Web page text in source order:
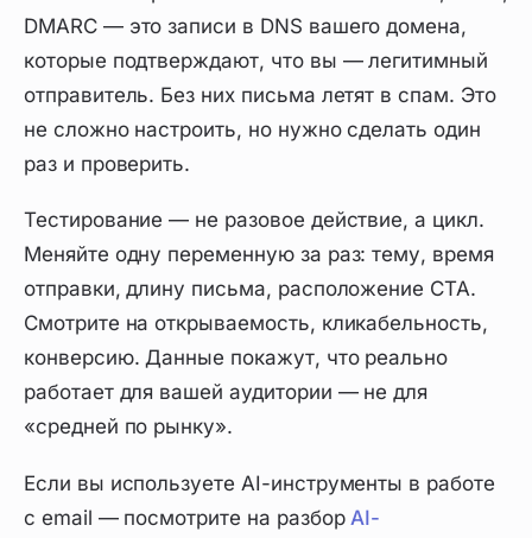
DMARC — это записи в DNS вашего домена,
которые подтверждают, что вы — легитимный
отправитель. Без них письма летят в спам. Это
не сложно настроить, но нужно сделать один
раз и проверить.
Тестирование — не разовое действие, а цикл.
Меняйте одну переменную за раз: тему, время
отправки, длину письма, расположение CTA.
Смотрите на открываемость, кликабельность,
конверсию. Данные покажут, что реально
работает для вашей аудитории — не для
«средней по рынку».
Если вы используете AI-инструменты в работе
с email — посмотрите на разбор AI-